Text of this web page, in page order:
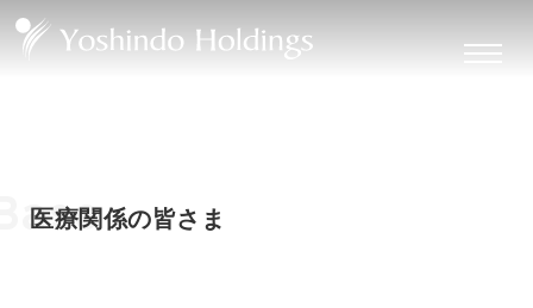
医療関係の皆さま